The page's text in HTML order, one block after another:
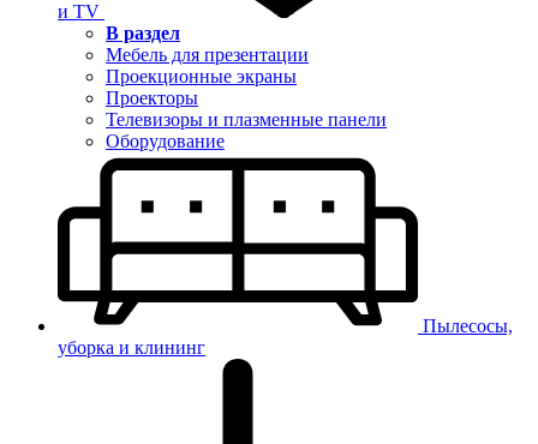
и TV
В раздел
Мебель для презентации
Проекционные экраны
Проекторы
Телевизоры и плазменные панели
Оборудование
Пылесосы,
уборка и клининг